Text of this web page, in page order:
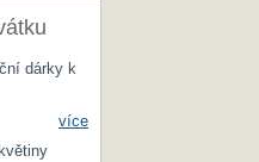
dárky k
více